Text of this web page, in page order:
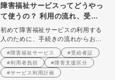
障害福祉サービスってどうやっ
て使うの？ 利用の流れ、受給
者証、利用者負担についてわか
りやすく解説！
初めて障害福祉サービスの利用する
人のために、手続きの流れからお金
の話までまるっと解説！
#障害福祉サービス
#受給者証
#利用者負担
#障害支援区分
#サービス利用計画